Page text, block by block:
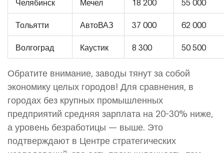
Тольятти АвтоВАЗ 37 000 62 000
Волгоград Каустик 8 300 50 500
Обратите внимание, заводы тянут за собой
экономику целых городов! Для сравнения, в
городах без крупных промышленных
предприятий средняя зарплата на 20-30% ниже,
а уровень безработицы — выше. Это
подтверждают в Центре стратегических